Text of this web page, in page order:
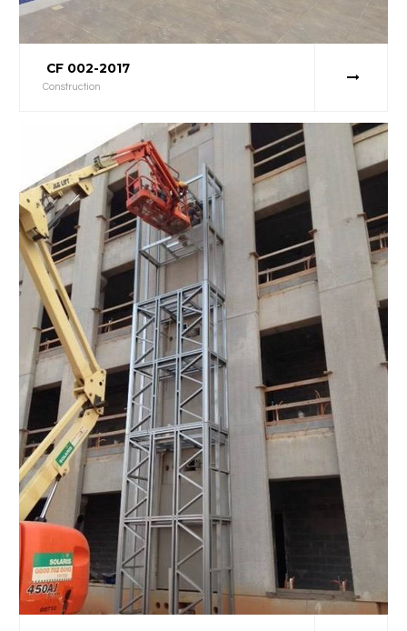
CF 002-2017
Construction